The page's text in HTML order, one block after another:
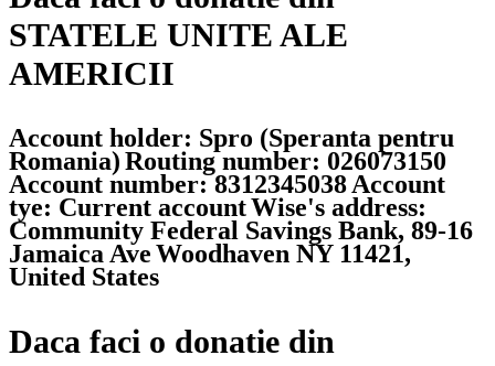
STATELE UNITE ALE
AMERICII
Account holder: Spro (Speranta pentru
Romania)Routing number: 026073150
Account number: 8312345038Account
tye: Current accountWise's address:
Community Federal Savings Bank, 89-16
Jamaica AveWoodhaven NY 11421,
United States
Daca faci o donatie din